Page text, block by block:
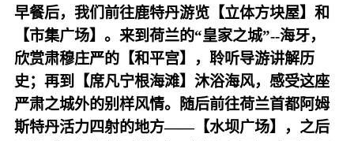
早餐后，我们前往鹿特丹游览【立体方块屋】和
【市集广场】。来到荷兰的“皇家之城”--海牙，
欣赏肃穆庄严的【和平宫】，聆听导游讲解历
史；再到【席凡宁根海滩】沐浴海风，感受这座
严肃之城外的别样风情。随后前往荷兰首都阿姆
斯特丹活力四射的地方——【水坝广场】，之后